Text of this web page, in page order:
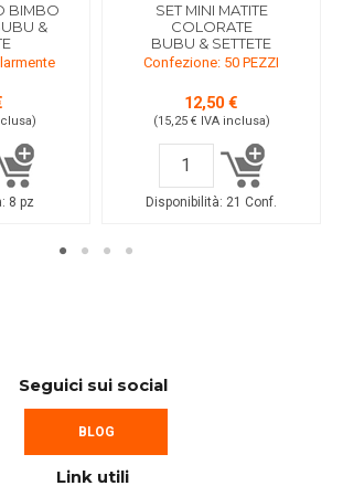
BIMBO
&
)
8 pz
SET MINI MATITE
COLORATE
BUBU & SETTETE
Confezione: 50 PEZZI
12,50 €
(15,25 € IVA inclusa)
Disponibilità: 21 Conf.
Seguici sui social
BLOG
Link utili